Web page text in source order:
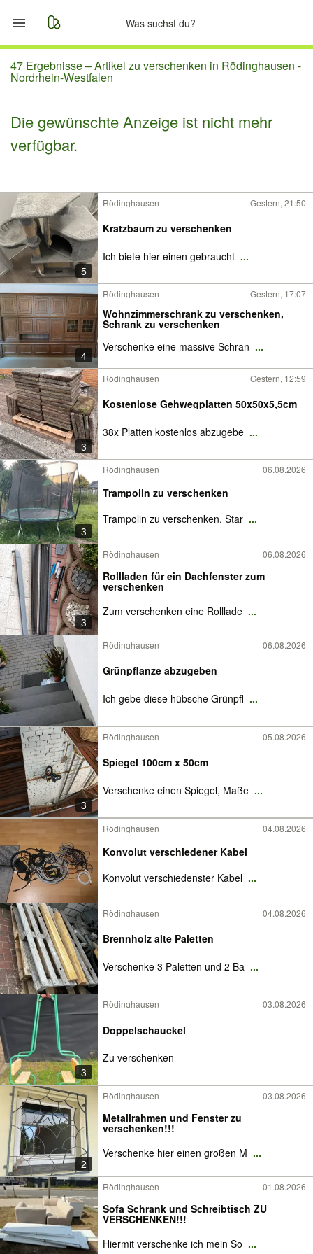
Start
Merkliste
Nachrichten
47 Ergebnisse –Artikel zu verschenken in Rödinghausen -
Nordrhein-Westfalen
Die gewünschte Anzeige ist nicht mehr
verfügbar.
5
Rödinghausen Gestern, 21:50
Kratzbaum zu verschenken
Ich biete hier einen gebraucht ...
4
Rödinghausen Gestern, 17:07
Wohnzimmerschrank zu verschenken,
Schrank zu verschenken
Verschenke eine massive Schran ...
3
Rödinghausen Gestern, 12:59
Kostenlose Gehwegplatten 50x50x5,5cm
38x Platten kostenlos abzugebe ...
3
Rödinghausen 06.08.2026
Trampolin zu verschenken
Trampolin zu verschenken. Star ...
3
Rödinghausen 06.08.2026
Rollladen für ein Dachfenster zum
verschenken
Zum verschenken eine Rolllade ...
Rödinghausen 06.08.2026
Grünpflanze abzugeben
Ich gebe diese hübsche Grünpfl ...
3
Rödinghausen 05.08.2026
Spiegel 100cm x 50cm
Verschenke einen Spiegel, Maße ...
Rödinghausen 04.08.2026
Konvolut verschiedener Kabel
Konvolut verschiedenster Kabel ...
Rödinghausen 04.08.2026
Brennholz alte Paletten
Verschenke 3 Paletten und 2 Ba ...
3
Rödinghausen 03.08.2026
Doppelschauckel
Zu verschenken
2
Rödinghausen 03.08.2026
Metallrahmen und Fenster zu
verschenken!!!
Verschenke hier einen großen M ...
Rödinghausen 01.08.2026
Sofa Schrank und Schreibtisch ZU
VERSCHENKEN!!!
Hiermit verschenke ich mein So ...